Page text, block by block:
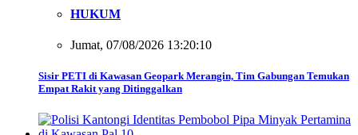
HUKUM
Jumat, 07/08/2026 13:20:10
Sisir PETI di Kawasan Geopark Merangin, Tim Gabungan Temukan
Empat Rakit yang Ditinggalkan